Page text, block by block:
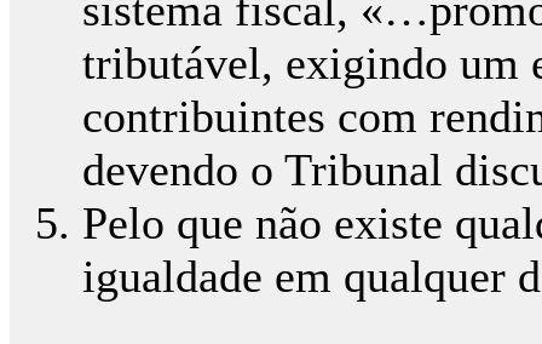
tributável, exigindo um
contribuintes com
devendo o Tribunal
Pelo que não existe
igualdade em qualquer